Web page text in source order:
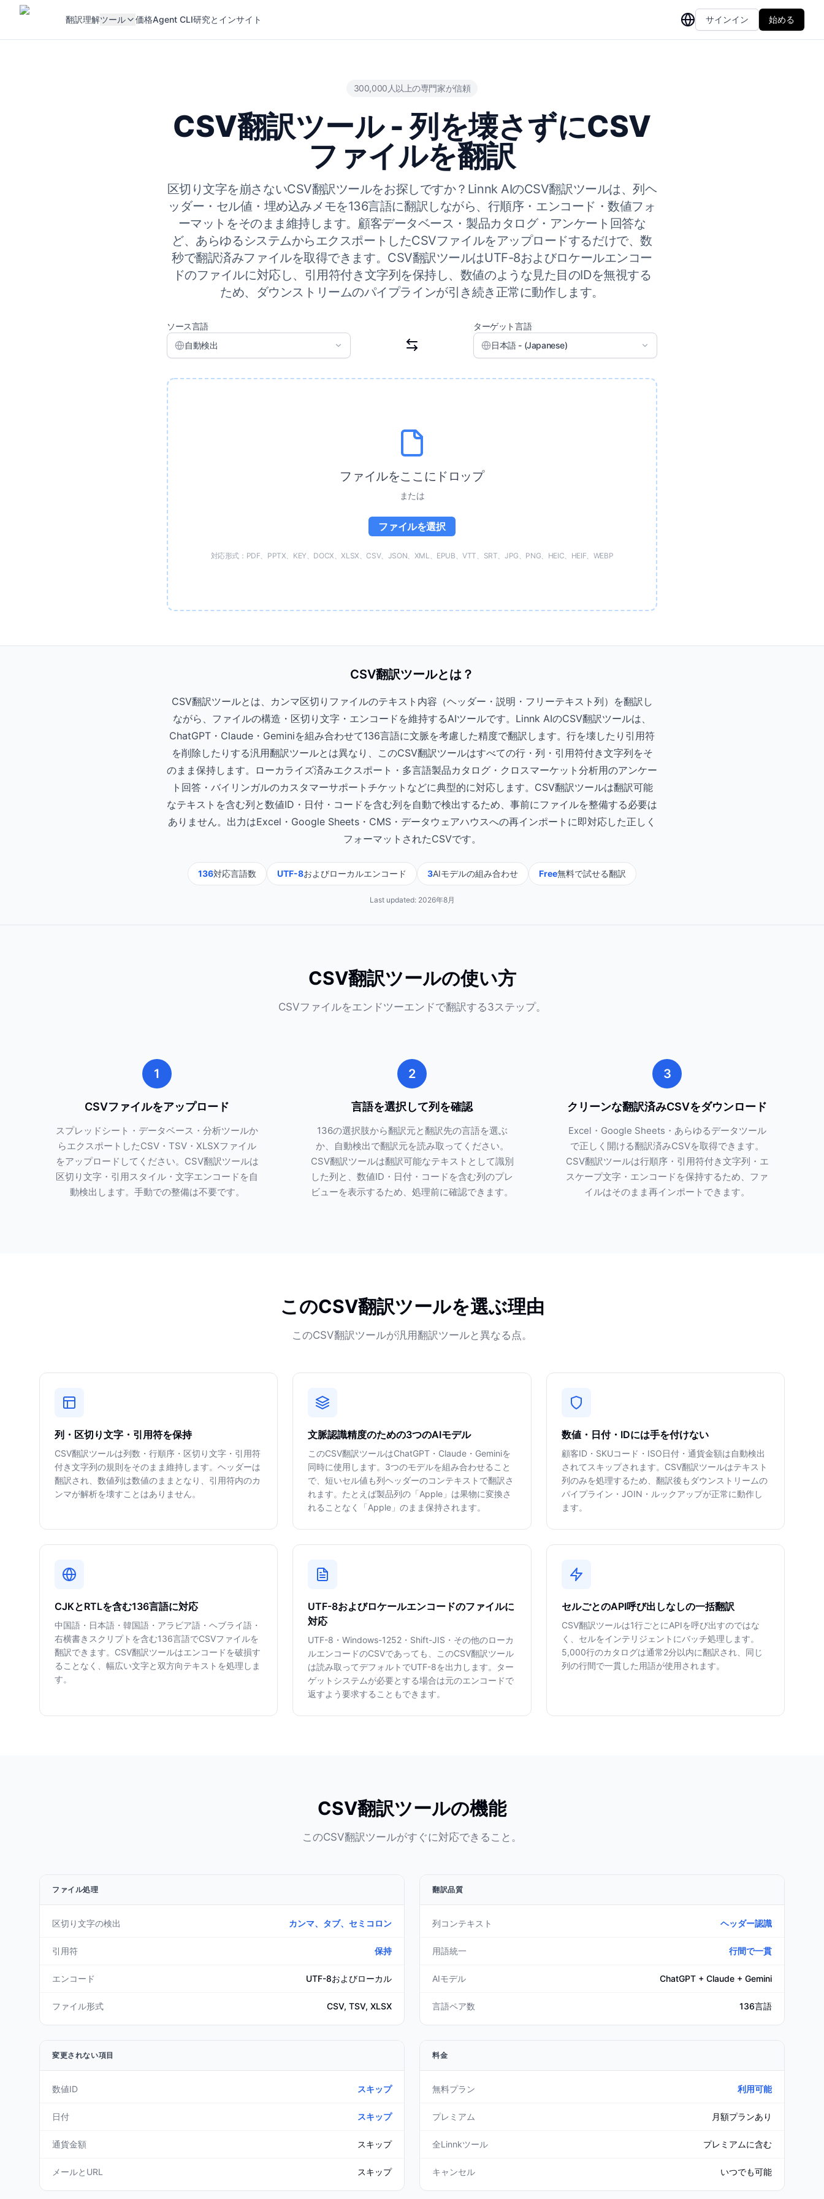
翻訳理解ツール 価格Agent CLI研究とインサイト サインイン 始める
300,000人以上の専門家が信頼
CSV翻訳ツール - 列を壊さずにCSV
ファイルを翻訳
区切り文字を崩さないCSV翻訳ツールをお探しですか？Linnk AIのCSV翻訳ツールは、列ヘ
ッダー・セル値・埋め込みメモを136言語に翻訳しながら、行順序・エンコード・数値フォ
ーマットをそのまま維持します。顧客データベース・製品カタログ・アンケート回答な
ど、あらゆるシステムからエクスポートしたCSVファイルをアップロードするだけで、数
秒で翻訳済みファイルを取得できます。CSV翻訳ツールはUTF-8およびロケールエンコー
ドのファイルに対応し、引用符付き文字列を保持し、数値のような見た目のIDを無視する
ため、ダウンストリームのパイプラインが引き続き正常に動作します。
ソース言語
自動検出
ターゲット言語
日本語 - (Japanese)
ファイルをここにドロップ
または
ファイルを選択
対応形式：PDF、PPTX、KEY、DOCX、XLSX、CSV、JSON、XML、EPUB、VTT、SRT、JPG、PNG、HEIC、HEIF、WEBP
CSV翻訳ツールとは？
CSV翻訳ツールとは、カンマ区切りファイルのテキスト内容（ヘッダー・説明・フリーテキスト列）を翻訳し
ながら、ファイルの構造・区切り文字・エンコードを維持するAIツールです。Linnk AIのCSV翻訳ツールは、
ChatGPT・Claude・Geminiを組み合わせて136言語に文脈を考慮した精度で翻訳します。行を壊したり引用符
を削除したりする汎用翻訳ツールとは異なり、このCSV翻訳ツールはすべての行・列・引用符付き文字列をそ
のまま保持します。ローカライズ済みエクスポート・多言語製品カタログ・クロスマーケット分析用のアンケー
ト回答・バイリンガルのカスタマーサポートチケットなどに典型的に対応します。CSV翻訳ツールは翻訳可能
なテキストを含む列と数値ID・日付・コードを含む列を自動で検出するため、事前にファイルを整備する必要は
ありません。出力はExcel・Google Sheets・CMS・データウェアハウスへの再インポートに即対応した正しく
フォーマットされたCSVです。
136対応言語数 UTF-8およびローカルエンコード 3AIモデルの組み合わせ Free無料で試せる翻訳
Last updated: 2026年8月
CSV翻訳ツールの使い方
CSVファイルをエンドツーエンドで翻訳する3ステップ。
1
CSVファイルをアップロード
スプレッドシート・データベース・分析ツールか
らエクスポートしたCSV・TSV・XLSXファイル
をアップロードしてください。CSV翻訳ツールは
区切り文字・引用スタイル・文字エンコードを自
動検出します。手動での整備は不要です。
2
言語を選択して列を確認
136の選択肢から翻訳元と翻訳先の言語を選ぶ
か、自動検出で翻訳元を読み取ってください。
CSV翻訳ツールは翻訳可能なテキストとして識別
した列と、数値ID・日付・コードを含む列のプレ
ビューを表示するため、処理前に確認できます。
3
クリーンな翻訳済みCSVをダウンロード
Excel・Google Sheets・あらゆるデータツール
で正しく開ける翻訳済みCSVを取得できます。
CSV翻訳ツールは行順序・引用符付き文字列・エ
スケープ文字・エンコードを保持するため、ファ
イルはそのまま再インポートできます。
このCSV翻訳ツールを選ぶ理由
このCSV翻訳ツールが汎用翻訳ツールと異なる点。
列・区切り文字・引用符を保持
CSV翻訳ツールは列数・行順序・区切り文字・引用符
付き文字列の規則をそのまま維持します。ヘッダーは
翻訳され、数値列は数値のままとなり、引用符内のカ
ンマが解析を壊すことはありません。
文脈認識精度のための3つのAIモデル
このCSV翻訳ツールはChatGPT・Claude・Geminiを
同時に使用します。3つのモデルを組み合わせること
で、短いセル値も列ヘッダーのコンテキストで翻訳さ
れます。たとえば製品列の「Apple」は果物に変換さ
れることなく「Apple」のまま保持されます。
数値・日付・IDには手を付けない
顧客ID・SKUコード・ISO日付・通貨金額は自動検出
されてスキップされます。CSV翻訳ツールはテキスト
列のみを処理するため、翻訳後もダウンストリームの
パイプライン・JOIN・ルックアップが正常に動作し
ます。
CJKとRTLを含む136言語に対応
中国語・日本語・韓国語・アラビア語・ヘブライ語・
右横書きスクリプトを含む136言語でCSVファイルを
翻訳できます。CSV翻訳ツールはエンコードを破損す
ることなく、幅広い文字と双方向テキストを処理しま
す。
UTF-8およびロケールエンコードのファイルに
対応
UTF-8・Windows-1252・Shift-JIS・その他のローカ
ルエンコードのCSVであっても、このCSV翻訳ツール
は読み取ってデフォルトでUTF-8を出力します。ター
ゲットシステムが必要とする場合は元のエンコードで
返すよう要求することもできます。
セルごとのAPI呼び出しなしの一括翻訳
CSV翻訳ツールは1行ごとにAPIを呼び出すのではな
く、セルをインテリジェントにバッチ処理します。
5,000行のカタログは通常2分以内に翻訳され、同じ
列の行間で一貫した用語が使用されます。
CSV翻訳ツールの機能
このCSV翻訳ツールがすぐに対応できること。
ファイル処理
区切り文字の検出 カンマ、タブ、セミコロン
引用符 保持
エンコード UTF-8およびローカル
ファイル形式 CSV, TSV, XLSX
翻訳品質
列コンテキスト ヘッダー認識
用語統一 行間で一貫
AIモデル ChatGPT + Claude + Gemini
言語ペア数 136言語
変更されない項目
数値ID スキップ
日付 スキップ
通貨金額 スキップ
メールとURL スキップ
料金
無料プラン 利用可能
プレミアム 月額プランあり
全Linnkツール プレミアムに含む
キャンセル いつでも可能